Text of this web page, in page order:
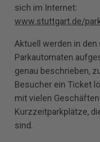
sich im Internet:
www.stuttgart.de/
Aktuell werden in
Parkautomaten
genau beschrieben,
Besucher ein Ticket
mit vielen
Kurzzeitparkplätze,
sind.